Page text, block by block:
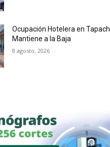
Ocupación Hotelera en
Mantiene a la Baja
8 agosto, 2026